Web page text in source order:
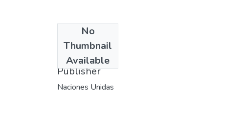
No
Thumbnail
Available
1984
Publisher
Naciones Unidas